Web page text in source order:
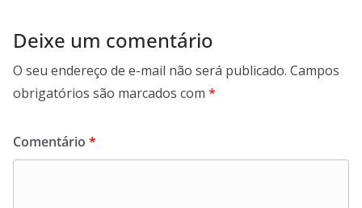
Deixe um comentário
O seu endereço de e-mail não será publicado. Campos
obrigatórios são marcados com *
Comentário *